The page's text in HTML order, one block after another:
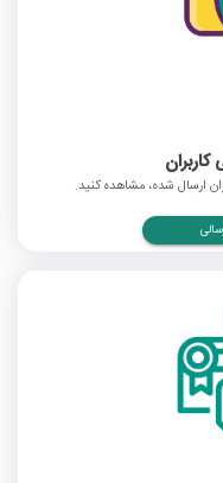
ارسال شده، مشاهده کنید.